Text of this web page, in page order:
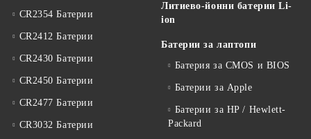
CR2354 Батерии
CR2412 Батерии
CR2430 Батерии
CR2450 Батерии
CR2477 Батерии
CR3032 Батерии
Литиево-йонни батерии Li-
ion
Батерии за лаптопи
Батерия за CMOS и BIOS
Батерии за Apple
Батерии за HP / Hewlett-
Packard